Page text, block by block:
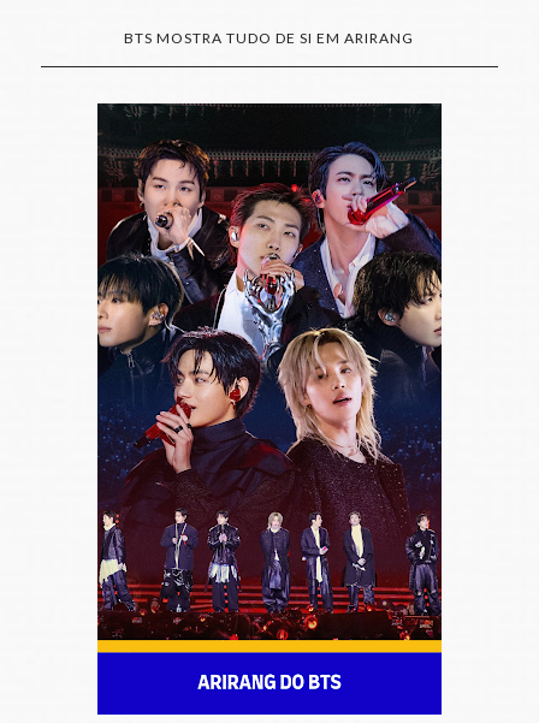
BTS MOSTRA TUDO DE SI EM ARIRANG